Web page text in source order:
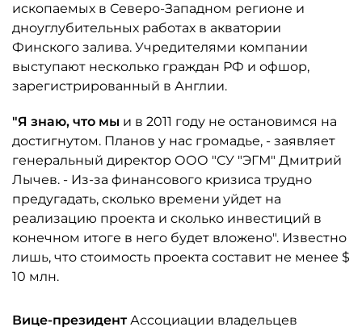
ископаемых в Северо-Западном регионе и
дноуглубительных работах в акватории
Финского залива. Учредителями компании
выступают несколько граждан РФ и офшор,
зарегистрированный в Англии.
"Я знаю, что мы и в 2011 году не остановимся на
достигнутом. Планов у нас громадье, - заявляет
генеральный директор ООО "СУ "ЭГМ" Дмитрий
Лычев. - Из-за финансового кризиса трудно
предугадать, сколько времени уйдет на
реализацию проекта и сколько инвестиций в
конечном итоге в него будет вложено". Известно
лишь, что стоимость проекта составит не менее $
10 млн.
Вице-президентАссоциации владельцев